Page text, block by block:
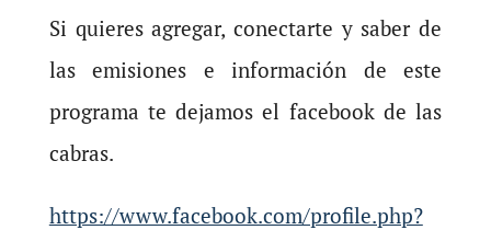
Si quieres agregar, conectarte y saber de
las emisiones e información de este
programa te dejamos el facebook de las
cabras.
https://www.facebook.com/profile.php?